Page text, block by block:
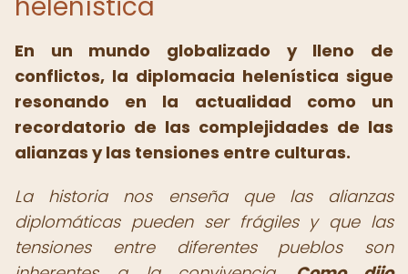
En un mundo globalizado y lleno de
conflictos, la diplomacia helenística sigue
resonando en la actualidad como un
recordatorio de las complejidades de las
alianzas y las tensiones entre culturas.
La historia nos enseña que las alianzas
diplomáticas pueden ser frágiles y que las
tensiones entre diferentes pueblos son